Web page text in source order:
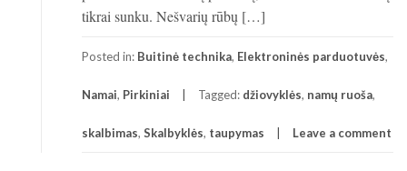
tikrai sunku. Nešvarių rūbų […]
Posted in: Buitinė technika, Elektroninės parduotuvės,
Namai, Pirkiniai Tagged: džiovyklės, namų ruoša,
skalbimas, Skalbyklės, taupymas Leave a comment